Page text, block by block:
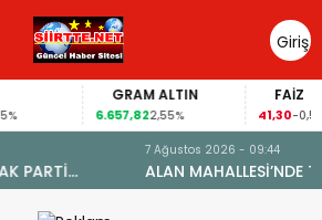
Giriş
Yap
GRAM ALTIN
6.657,822,55%
FAİZ
41,30-0,55%
TARİHİ DÖNÜŞÜM: DOĞAL GAZA
TAPU SORUNU ÇÖZÜLDÜ